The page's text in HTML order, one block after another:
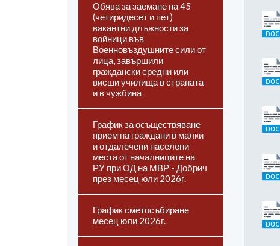
Обява за заемане на 45
(четиридесет и пет)
вакантни длъжности за
войници във
Военновъздушните сили от
лица, завършили
граждански средни или
висши училища в страната
и в чужбина
График за осъществяване
прием на граждани в малки
и отдалечени населени
места от началниците на
РУ при ОД на МВР - Добрич
през месец юли 2026г.
График сметосъбиране
месец юли 2026г.